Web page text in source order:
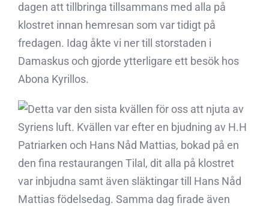
dagen att tillbringa tillsammans med alla på
klostret innan hemresan som var tidigt på
fredagen. Idag åkte vi ner till storstaden i
Damaskus och gjorde ytterligare ett besök hos
Abona Kyrillos.
Detta var den sista kvällen för oss att njuta av
Syriens luft. Kvällen var efter en bjudning av H.H
Patriarken och Hans Nåd Mattias, bokad på en
den fina restaurangen Tilal, dit alla på klostret
var inbjudna samt även släktingar till Hans Nåd
Mattias födelsedag. Samma dag firade även